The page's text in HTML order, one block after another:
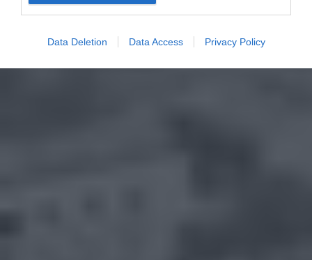
Data Deletion Data Access Privacy Policy